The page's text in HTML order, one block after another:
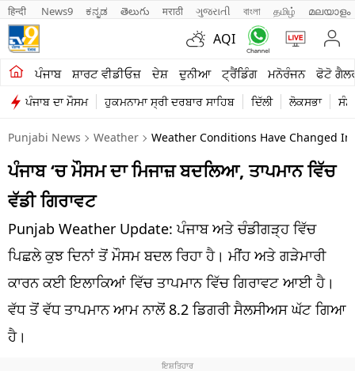
हिन्दी News9 ಕನ್ನಡ తెలుగు मराठी ગુજરાતી বাংলা தமிழ் മലയാളം
AQI
ਪੰਜਾਬ ਸ਼ਾਰਟ ਵੀਡੀਓਜ਼ ਦੇਸ਼ ਦੁਨੀਆ ਟ੍ਰੈਂਡਿੰਗ ਮਨੋਰੰਜਨ ਫੋਟੋ
ਪੰਜਾਬ ਦਾ ਮੌਸਮ ਹੁਕਮਨਾਮਾ ਸ੍ਰੀ ਦਰਬਾਰ ਸਾਹਿਬ ਦਿੱਲੀ ਲੋਕਸਭਾ
ਖੇਤੀਬਾੜੀ
ਸ਼ਾਰਟ ਵੀਡੀਓਜ਼
ਕਾਰੋਬਾਰ
ਕਰਿਅਰ
ਦੇਸ਼
ਲਾਈਫ ਸਟਾਈਲ
ਪੰਜਾਬ
Punjabi News Weather Weather Conditions Have Changed
ਪੰਜਾਬ ‘ਚ ਮੌਸਮ ਦਾ ਮਿਜਾਜ਼ ਬਦਲਿਆ, ਤਾਪਮਾਨ ਵਿੱਚ
ਵੱਡੀ ਗਿਰਾਵਟ
Punjab Weather Update: ਪੰਜਾਬ ਅਤੇ ਚੰਡੀਗੜ੍ਹ ਵਿੱਚ
ਪਿਛਲੇ ਕੁਝ ਦਿਨਾਂ ਤੋਂ ਮੌਸਮ ਬਦਲ ਰਿਹਾ ਹੈ। ਮੀਂਹ ਅਤੇ ਗੜੇਮਾਰੀ
ਕਾਰਨ ਕਈ ਇਲਾਕਿਆਂ ਵਿੱਚ ਤਾਪਮਾਨ ਵਿੱਚ ਗਿਰਾਵਟ ਆਈ ਹੈ।
ਵੱਧ ਤੋਂ ਵੱਧ ਤਾਪਮਾਨ ਆਮ ਨਾਲੋਂ 8.2 ਡਿਗਰੀ ਸੈਲਸੀਅਸ ਘੱਟ ਗਿਆ
ਹੈ।